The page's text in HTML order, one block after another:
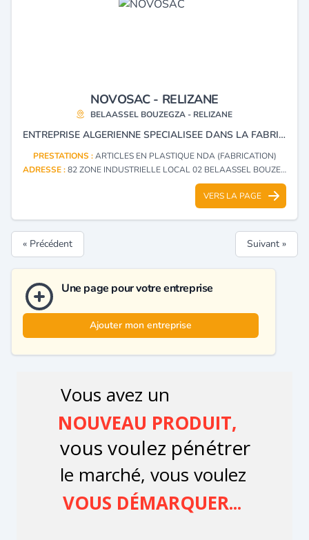
NOVOSAC - RELIZANE
BELAASSEL BOUZEGZA - RELIZANE
ENTREPRISE ALGERIENNE SPECIALISEE DANS LA FABRICATION DE SACS ET D’EMBALLAGES EN POLYPROPYLENE. ELLE PROPOSE DES SOLUTIONS D’EMBALLAGE ADAPTEES AUX SECTEURS DE L’AGRICULTURE, DE L’INDUSTRIE, DU COMMERCE ET DE LA LOGISTIQUE.
PRESTATIONS :ARTICLES EN PLASTIQUE NDA (FABRICATION)
ADRESSE :82 ZONE INDUSTRIELLE LOCAL 02 BELAASSEL BOUZEGZA - RELIZANE
VERS LA PAGE
« Précédent Suivant »
Une page pour votre entreprise
Ajouter mon entreprise